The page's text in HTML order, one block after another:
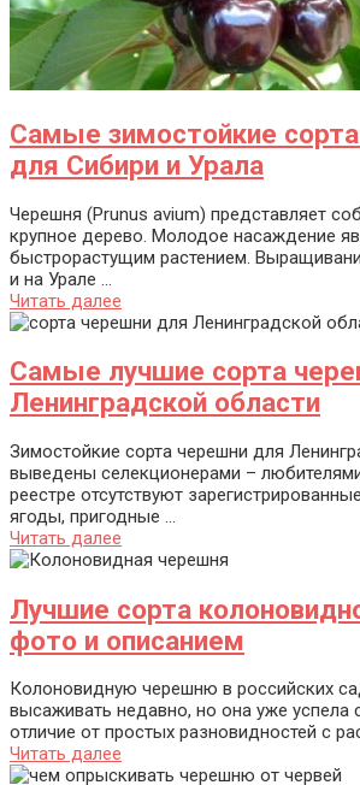
Самые зимостойкие
для Сибири и Урала
Черешня (Prunus avium) представляет
крупное дерево. Молодое насаждение
быстрорастущим растением.
и на Урале ...
Читать далее
Самые лучшие сорта
Ленинградской области
Зимостойкие сорта черешни для
выведены селекционерами –
реестре отсутствуют
ягоды, пригодные ...
Читать далее
Лучшие сорта
фото и описанием
Колоновидную черешню в российских
высаживать недавно, но она уже успела
отличие от простых разновидностей с
Читать далее